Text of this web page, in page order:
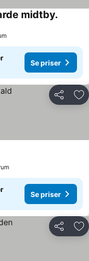
midtby.
Se priser
Del
Se priser
Del